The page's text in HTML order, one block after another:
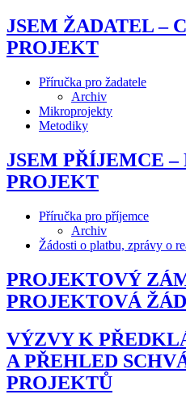
JSEM ŽADATEL –
PROJEKT
Příručka pro žadatele
Archiv
Mikroprojekty
Metodiky
JSEM PŘÍJEMCE
PROJEKT
Příručka pro příjemce
Archiv
Žádosti o platbu, zprávy o
PROJEKTOVÝ
PROJEKTOVÁ
VÝZVY K
A PŘEHLED
PROJEKTŮ